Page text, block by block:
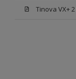
Tinova VX+